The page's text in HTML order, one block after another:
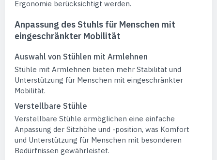
Ergonomie berücksichtigt werden.
Anpassung des Stuhls für Menschen mit
eingeschränkter Mobilität
Auswahl von Stühlen mit Armlehnen
Stühle mit Armlehnen bieten mehr Stabilität und
Unterstützung für Menschen mit eingeschränkter
Mobilität.
Verstellbare Stühle
Verstellbare Stühle ermöglichen eine einfache
Anpassung der Sitzhöhe und -position, was Komfort
und Unterstützung für Menschen mit besonderen
Bedürfnissen gewährleistet.